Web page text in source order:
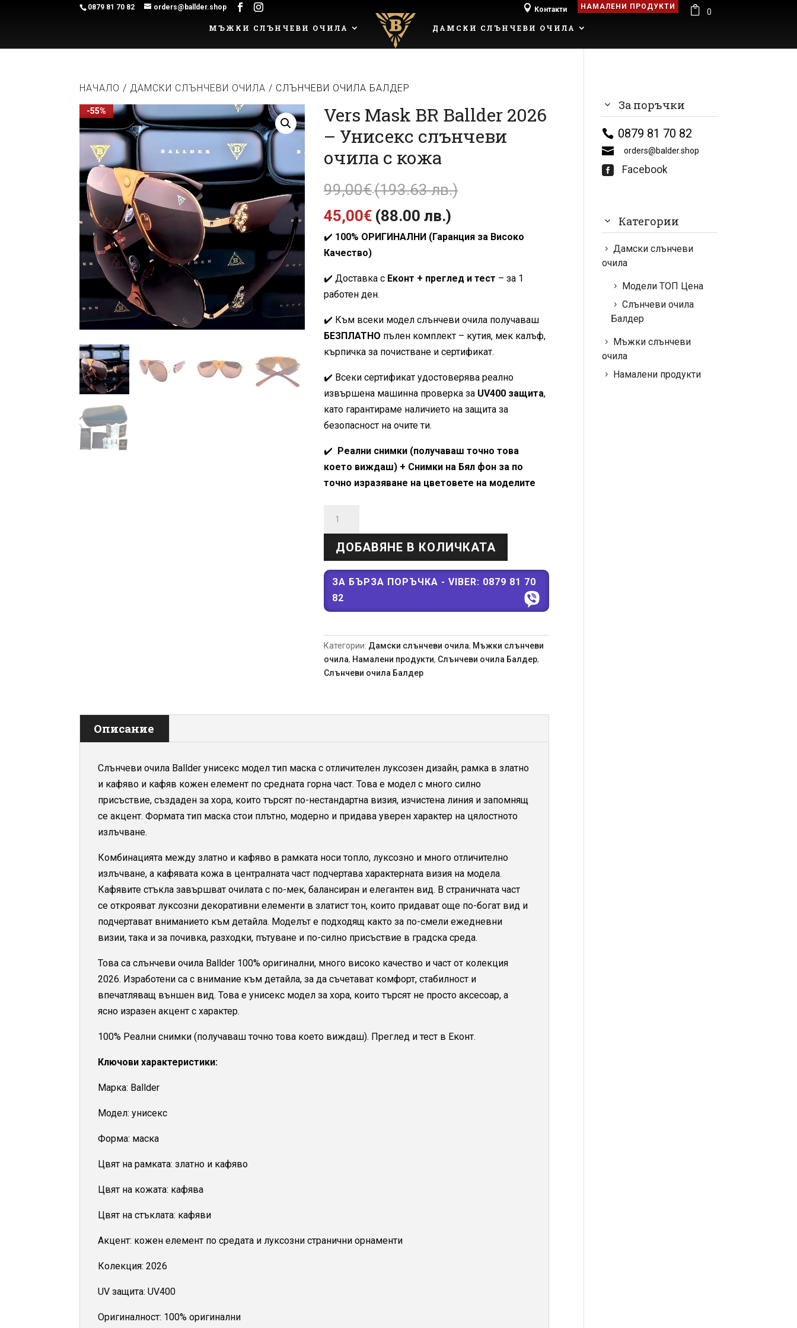
0879 81 70 82 orders@ballder.shop  Контакти НАМАЛЕНИ ПРОДУКТИ
0
МЪЖКИ СЛЪНЧЕВИ ОЧИЛА
ДАМСКИ СЛЪНЧЕВИ ОЧИЛА
НАЧАЛО / ДАМСКИ СЛЪНЧЕВИ ОЧИЛА / СЛЪНЧЕВИ ОЧИЛА БАЛДЕР
Vers Mask BR Ballder 2026
– Унисекс слънчеви
очила с кожа
99,00€(193.63 лв.)
was:
лв.).
45,00€ (88.00 лв.)
цена
(88.00
лв.).
-55%
✔️ 100% ОРИГИНАЛНИ (Гаранция за Високо
Качество)
✔️ Доставка с Еконт + преглед и тест – за 1
работен ден.
✔️ Към всеки модел слънчеви очила получаваш
БЕЗПЛАТНО пълен комплект – кутия, мек калъф,
кърпичка за почистване и сертификат.
✔️ Всеки сертификат удостоверява реално
извършена машинна проверка за UV400 защита,
като гарантираме наличието на защита за
безопасност на очите ти.
✔️ Реални снимки (получаваш точно това
което виждаш) + Снимки на Бял фон за по
точно изразяване на цветовете на моделите
Mask
Ballder
2026
-
слънчеви
очила
с
кожа
ДОБАВЯНЕ В КОЛИЧКАТА
ЗА БЪРЗА ПОРЪЧКА - VIBER: 0879 81 70
82
Категории: Дамски слънчеви очила, Мъжки слънчеви
очила, Намалени продукти, Слънчеви очила Балдер,
Слънчеви очила Балдер
Описание
Слънчеви очила Ballder унисекс модел тип маска с отличителен луксозен дизайн, рамка в златно
и кафяво и кафяв кожен елемент по средната горна част. Това е модел с много силно
присъствие, създаден за хора, които търсят по-нестандартна визия, изчистена линия и запомнящ
се акцент. Формата тип маска стои плътно, модерно и придава уверен характер на цялостното
излъчване.
Комбинацията между златно и кафяво в рамката носи топло, луксозно и много отличително
излъчване, а кафявата кожа в централната част подчертава характерната визия на модела.
Кафявите стъкла завършват очилата с по-мек, балансиран и елегантен вид. В страничната част
се открояват луксозни декоративни елементи в златист тон, които придават още по-богат вид и
подчертават вниманието към детайла. Моделът е подходящ както за по-смели ежедневни
визии, така и за почивка, разходки, пътуване и по-силно присъствие в градска среда.
Това са слънчеви очила Ballder 100% оригинални, много високо качество и част от колекция
2026. Изработени са с внимание към детайла, за да съчетават комфорт, стабилност и
впечатляващ външен вид. Това е унисекс модел за хора, които търсят не просто аксесоар, а
ясно изразен акцент с характер.
100% Реални снимки (получаваш точно това което виждаш). Преглед и тест в Еконт.
Ключови характеристики:
Марка: Ballder
Модел: унисекс
Форма: маска
Цвят на рамката: златно и кафяво
Цвят на кожата: кафява
Цвят на стъклата: кафяви
Акцент: кожен елемент по средата и луксозни странични орнаменти
Колекция: 2026
UV защита: UV400
Оригиналност: 100% оригинални
За поръчки
0879 81 70 82
orders@balder.shop
 Facebook
Категории
Дамски слънчеви
очила
Модели ТОП Цена
Слънчеви очила
Балдер
Мъжки слънчеви
очила
Намалени продукти